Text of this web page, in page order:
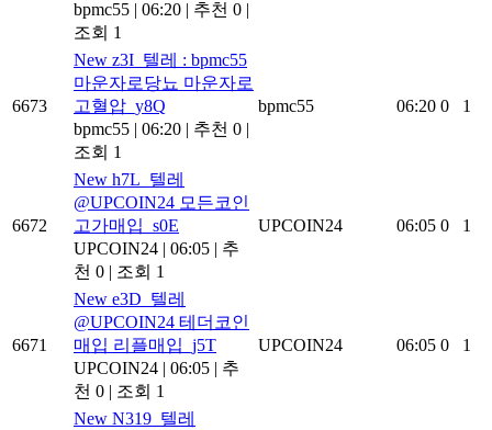
bpmc55 | 06:20 | 추천 0 |
조회 1
6673
New z3I_텔레 : bpmc55
마운자로당뇨 마운자로
고혈압_y8Q
bpmc55 | 06:20 | 추천 0 |
조회 1
bpmc55 06:20 0 1
6672
New h7L_텔레
@UPCOIN24 모든코인
고가매입_s0E
UPCOIN24 | 06:05 | 추
천 0 | 조회 1
UPCOIN24 06:05 0 1
6671
New e3D_텔레
@UPCOIN24 테더코인
매입 리플매입_j5T
UPCOIN24 | 06:05 | 추
천 0 | 조회 1
UPCOIN24 06:05 0 1
New N319_텔레